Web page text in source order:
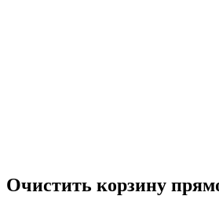
Очистить корзину